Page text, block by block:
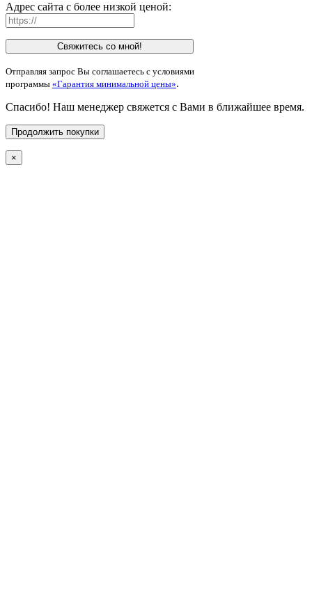
Адрес сайта с более низкой ценой:
Свяжитесь со мной!
Отправляя запрос Вы соглашаетесь с условиями
программы «Гарантия минимальной цены».
Спасибо! Наш менеджер свяжется с Вами в ближайшее время.
Продолжить покупки
×